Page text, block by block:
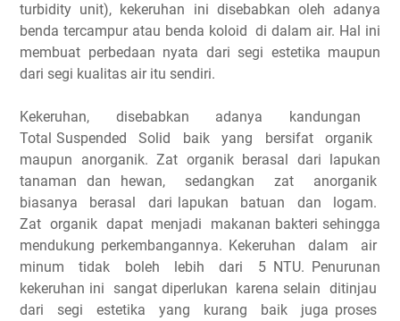
turbidity unit), kekeruhan ini disebabkan oleh adanya
benda tercampur atau benda koloid di dalam air. Hal ini
membuat perbedaan nyata dari segi estetika maupun
dari segi kualitas air itu sendiri.
Kekeruhan, disebabkan adanya kandungan
Total Suspended Solid baik yang bersifat organik
maupun anorganik. Zat organik berasal dari lapukan
tanaman dan hewan, sedangkan zat anorganik
biasanya berasal dari lapukan batuan dan logam.
Zat organik dapat menjadi makanan bakteri sehingga
mendukung perkembangannya. Kekeruhan dalam air
minum tidak boleh lebih dari 5 NTU. Penurunan
kekeruhan ini sangat diperlukan karena selain ditinjau
dari segi estetika yang kurang baik juga proses